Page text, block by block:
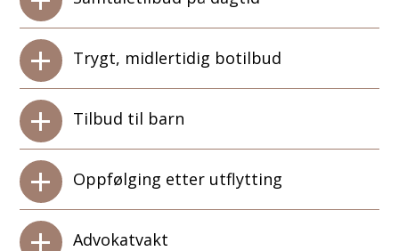
Trygt, midlertidig botilbud
Tilbud til barn
Oppfølging etter utflytting
Advokatvakt